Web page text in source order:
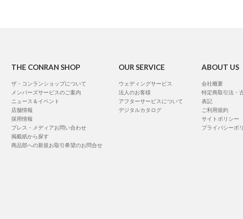
THE CONRAN SHOP
ザ・コンランショップについて
メンバーズサービスのご案内
ニュース＆イベント
店舗情報
採用情報
プレス・メディアお問い合わせ
掲載紙から探す
商品部への新規お取引希望のお問合せ
OUR SERVICE
ウェディングサービス
法人のお客様
アフターサービスについて
デジタルカタログ
ABOUT US
会社概要
特定商取引法・
表記
ご利用規約
サイトポリシー
プライバシーポ